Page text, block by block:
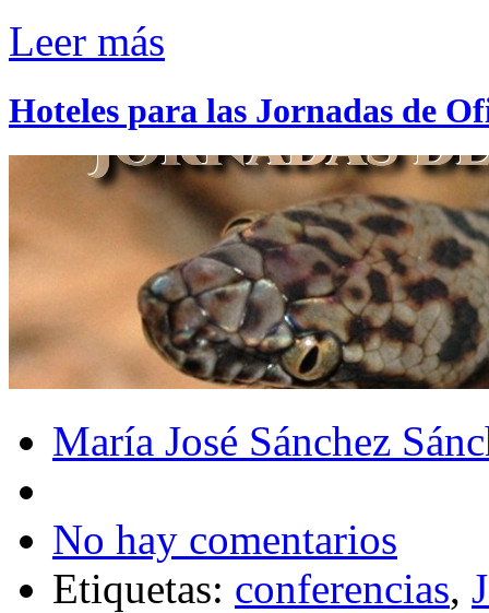
Leer más
Hoteles para las Jornadas de
María José Sánchez
No hay comentarios
Etiquetas: conferencias,